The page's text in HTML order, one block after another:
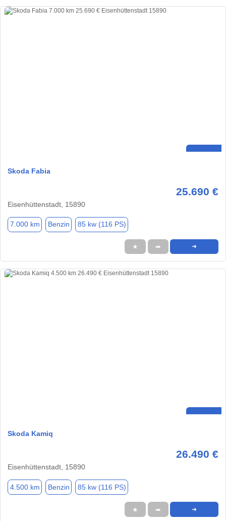
Skoda Fabia
25.690 €
Eisenhüttenstadt, 15890
7.000 km Benzin 85 kw (116 PS)
★ ➦ ➜
Skoda Kamiq
26.490 €
Eisenhüttenstadt, 15890
4.500 km Benzin 85 kw (116 PS)
★ ➦ ➜